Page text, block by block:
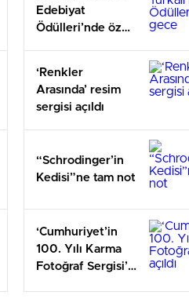
Edebiyat
Ödülleri’nde özel
‘Renkler
Arasında’ resim
sergisi açıldı
“Schrodinger’in
Kedisi”ne tam not
‘Cumhuriyet’in
100. Yılı Karma
Fotoğraf Sergisi’